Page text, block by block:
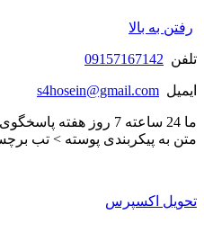
رفتن به بالا
تلفن 09157167142
ایمیل s4hosein@gmail.com
ما 24 ساعته 7 روز
متن به پیکربندی پوسته > تب
تحویل اکسپرس